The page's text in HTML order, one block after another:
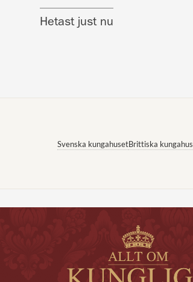
Hetast just nu
Svenska kungahusetBrittiska